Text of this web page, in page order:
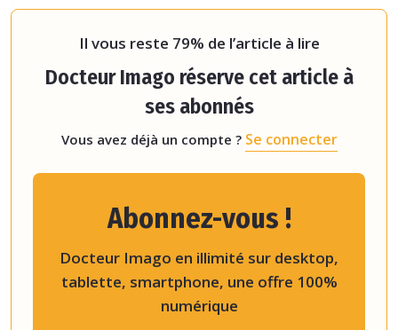
Il vous reste 79% de l’article à lire
Docteur Imago réserve cet article à
ses abonnés
Vous avez déjà un compte ? Se connecter
Abonnez-vous !
Docteur Imago en illimité sur desktop,
tablette, smartphone, une offre 100%
numérique